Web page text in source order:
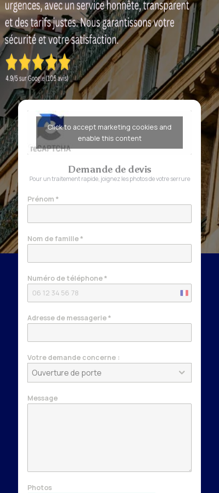
Click to accept marketing cookies and
enable this content
Demande de devis
Pour un traitement rapide, joignez les photos de votre serrure
Prénom*
Nom de famille*
Numéro de téléphone*
France
Adresse de messagerie*
Votre demande concerne :
Ouverture de porte
Message
Photos